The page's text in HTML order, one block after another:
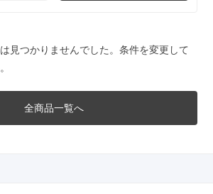
見つかりませんでした。条件を変更して
全商品一覧へ